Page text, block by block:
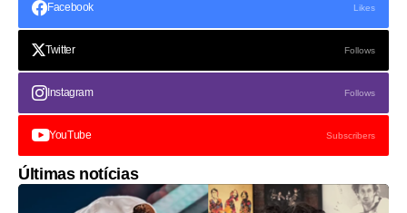
Facebook Likes
Twitter Follows
Instagram Follows
YouTube Subscribers
Últimas notícias